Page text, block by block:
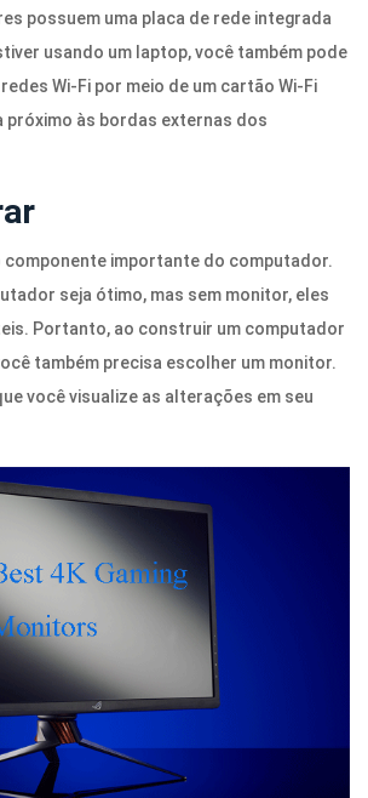
possuem uma placa de rede integrada
usando um laptop, você também pode
Wi-Fi por meio de um cartão Wi-Fi
próximo às bordas externas dos
componente importante do computador.
seja ótimo, mas sem monitor, eles
Portanto, ao construir um computador
também precisa escolher um monitor.
você visualize as alterações em seu